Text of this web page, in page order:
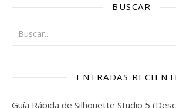
BUSCAR
ENTRADAS
Guía Rápida de Silhouette Studio 5